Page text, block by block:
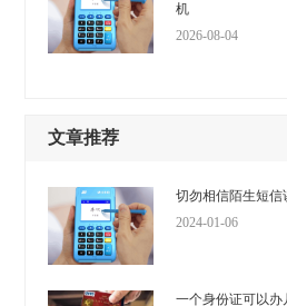
机
2026-08-04
文章推荐
切勿相信陌生短信
2024-01-06
一个身份证可以办